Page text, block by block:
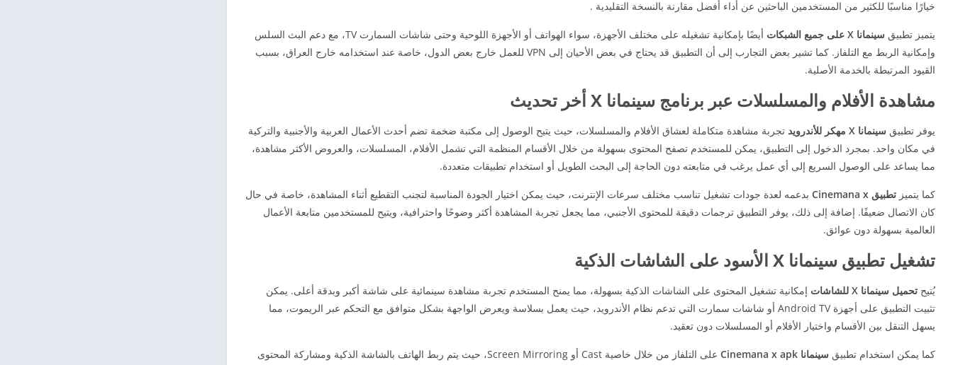
خيارًا مناسبًا للكثير من المستخدمين الباحثين عن أداء أفضل مقارنة بالنسخة التقليدية .
يتميز تطبيق سينمانا X على جميع الشبكات
أيضًا بإمكانية تشغيله على مختلف الأجهزة، سواء الهواتف أو الأجهزة اللوحية وحتى شاشات السمارت TV، مع دعم البث السلس
وإمكانية الربط مع التلفاز. كما تشير بعض التجارب إلى أن التطبيق قد يحتاج في بعض الأحيان إلى VPN للعمل خارج بعض الدول، خاصة عند استخدامه خارج العراق، بسبب
القيود المرتبطة بالخدمة الأصلية.
مشاهدة الأفلام والمسلسلات عبر برنامج سينمانا X أخر تحديث
يوفر تطبيق سينمانا X مهكر للأندرويد
تجربة مشاهدة متكاملة لعشاق الأفلام والمسلسلات، حيث يتيح الوصول إلى مكتبة ضخمة تضم أحدث الأعمال العربية والأجنبية والتركية
في مكان واحد. بمجرد الدخول إلى التطبيق، يمكن للمستخدم تصفح المحتوى بسهولة من خلال الأقسام المنظمة التي تشمل الأفلام، المسلسلات، والعروض الأكثر مشاهدة،
مما يساعد على الوصول السريع إلى أي عمل يرغب في متابعته دون الحاجة إلى البحث الطويل أو استخدام تطبيقات متعددة.
كما يتميز تطبيق Cinemana x
بدعمه لعدة جودات تشغيل تناسب مختلف سرعات الإنترنت، حيث يمكن اختيار الجودة المناسبة لتجنب التقطيع أثناء المشاهدة، خاصة في حال
كان الاتصال ضعيفًا. إضافة إلى ذلك، يوفر التطبيق ترجمات دقيقة للمحتوى الأجنبي، مما يجعل تجربة المشاهدة أكثر وضوحًا واحترافية، ويتيح للمستخدمين متابعة الأعمال
العالمية بسهولة دون عوائق.
تشغيل تطبيق سينمانا X الأسود على الشاشات الذكية
يُتيح تحميل سينمانا X للشاشات
إمكانية تشغيل المحتوى على الشاشات الذكية بسهولة، مما يمنح المستخدم تجربة مشاهدة سينمائية على شاشة أكبر وبدقة أعلى. يمكن
تثبيت التطبيق على أجهزة Android TV أو شاشات سمارت التي تدعم نظام الأندرويد، حيث يعمل بسلاسة ويعرض الواجهة بشكل متوافق مع التحكم عبر الريموت، مما
يسهل التنقل بين الأقسام واختيار الأفلام أو المسلسلات دون تعقيد.
كما يمكن استخدام تطبيق سينمانا Cinemana x apk
على التلفاز من خلال خاصية Cast أو Screen Mirroring، حيث يتم ربط الهاتف بالشاشة الذكية ومشاركة المحتوى